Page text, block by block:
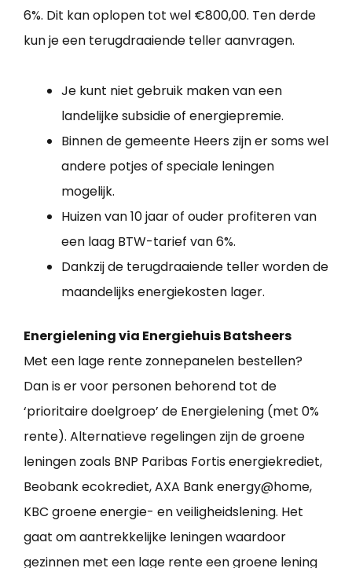
6%. Dit kan oplopen tot wel €800,00. Ten derde
kun je een terugdraaiende teller aanvragen.
Je kunt niet gebruik maken van een
landelijke subsidie of energiepremie.
Binnen de gemeente Heers zijn er soms wel
andere potjes of speciale leningen
mogelijk.
Huizen van 10 jaar of ouder profiteren van
een laag BTW-tarief van 6%.
Dankzij de terugdraaiende teller worden de
maandelijks energiekosten lager.
Energielening via Energiehuis Batsheers
Met een lage rente zonnepanelen bestellen?
Dan is er voor personen behorend tot de
‘prioritaire doelgroep’ de Energielening (met 0%
rente). Alternatieve regelingen zijn de groene
leningen zoals BNP Paribas Fortis energiekrediet,
Beobank ecokrediet, AXA Bank energy@home,
KBC groene energie- en veiligheidslening. Het
gaat om aantrekkelijke leningen waardoor
gezinnen met een lage rente een groene lening